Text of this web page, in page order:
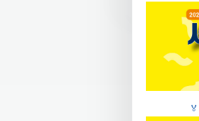
🏅